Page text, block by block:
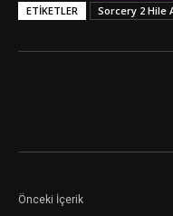
ETIKETLER Sorcery 2 Hile
Önceki İçerik